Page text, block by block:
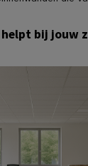
bij jouw